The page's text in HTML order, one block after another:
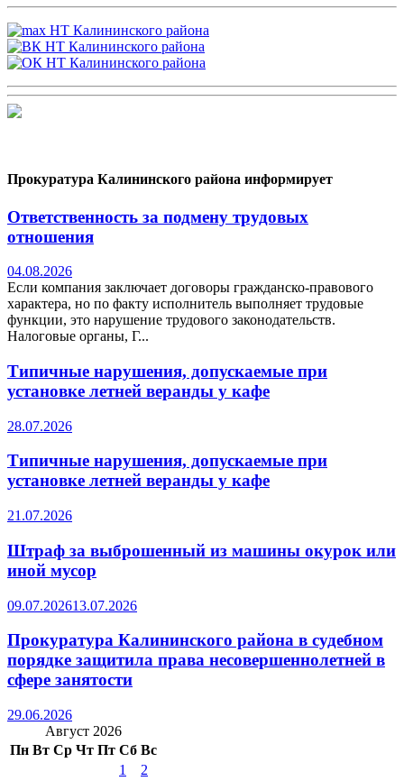
Прокуратура Калининского района информирует
Ответственность за подмену трудовых
отношения
04.08.2026
Если компания заключает договоры гражданско-правового
характера, но по факту исполнитель выполняет трудовые
функции, это нарушение трудового законодательств.
Налоговые органы, Г...
Типичные нарушения, допускаемые при
установке летней веранды у кафе
28.07.2026
Типичные нарушения, допускаемые при
установке летней веранды у кафе
21.07.2026
Штраф за выброшенный из машины окурок или
иной мусор
09.07.202613.07.2026
Прокуратура Калининского района в судебном
порядке защитила права несовершеннолетней в
сфере занятости
29.06.2026
Август 2026
Пн Вт Ср Чт Пт Сб Вс
1
2